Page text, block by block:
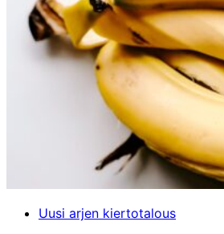
Uusi arjen kiertotalous